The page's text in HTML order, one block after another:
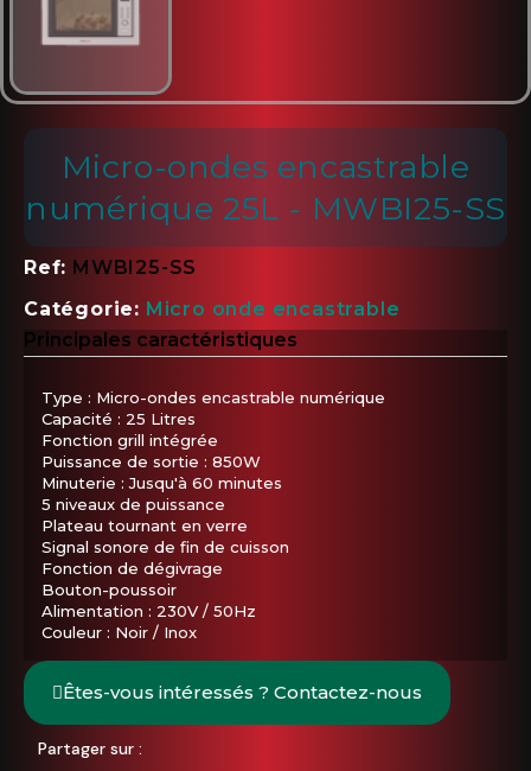
Micro-ondes encastrable
numérique 25L - MWBI25-SS
Ref
MWBI25-SS
Catégorie
Micro onde encastrable
Principales caractéristiques
Type : Micro-ondes encastrable numérique
Capacité : 25 Litres
Fonction grill intégrée
Puissance de sortie : 850W
Minuterie : Jusqu'à 60 minutes
5 niveaux de puissance
Plateau tournant en verre
Signal sonore de fin de cuisson
Fonction de dégivrage
Bouton-poussoir
Alimentation : 230V / 50Hz
Couleur : Noir / Inox
Êtes-vous intéressés ? Contactez-nous
Partager sur :